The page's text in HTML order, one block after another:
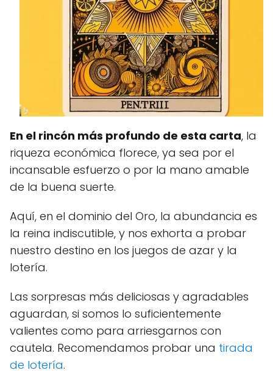
En el rincón más profundo de esta carta, la
riqueza económica florece, ya sea por el
incansable esfuerzo o por la mano amable
de la buena suerte.
Aquí, en el dominio del Oro, la abundancia es
la reina indiscutible, y nos exhorta a probar
nuestro destino en los juegos de azar y la
lotería.
Las sorpresas más deliciosas y agradables
aguardan, si somos lo suficientemente
valientes como para arriesgarnos con
cautela. Recomendamos probar una tirada
de lotería.